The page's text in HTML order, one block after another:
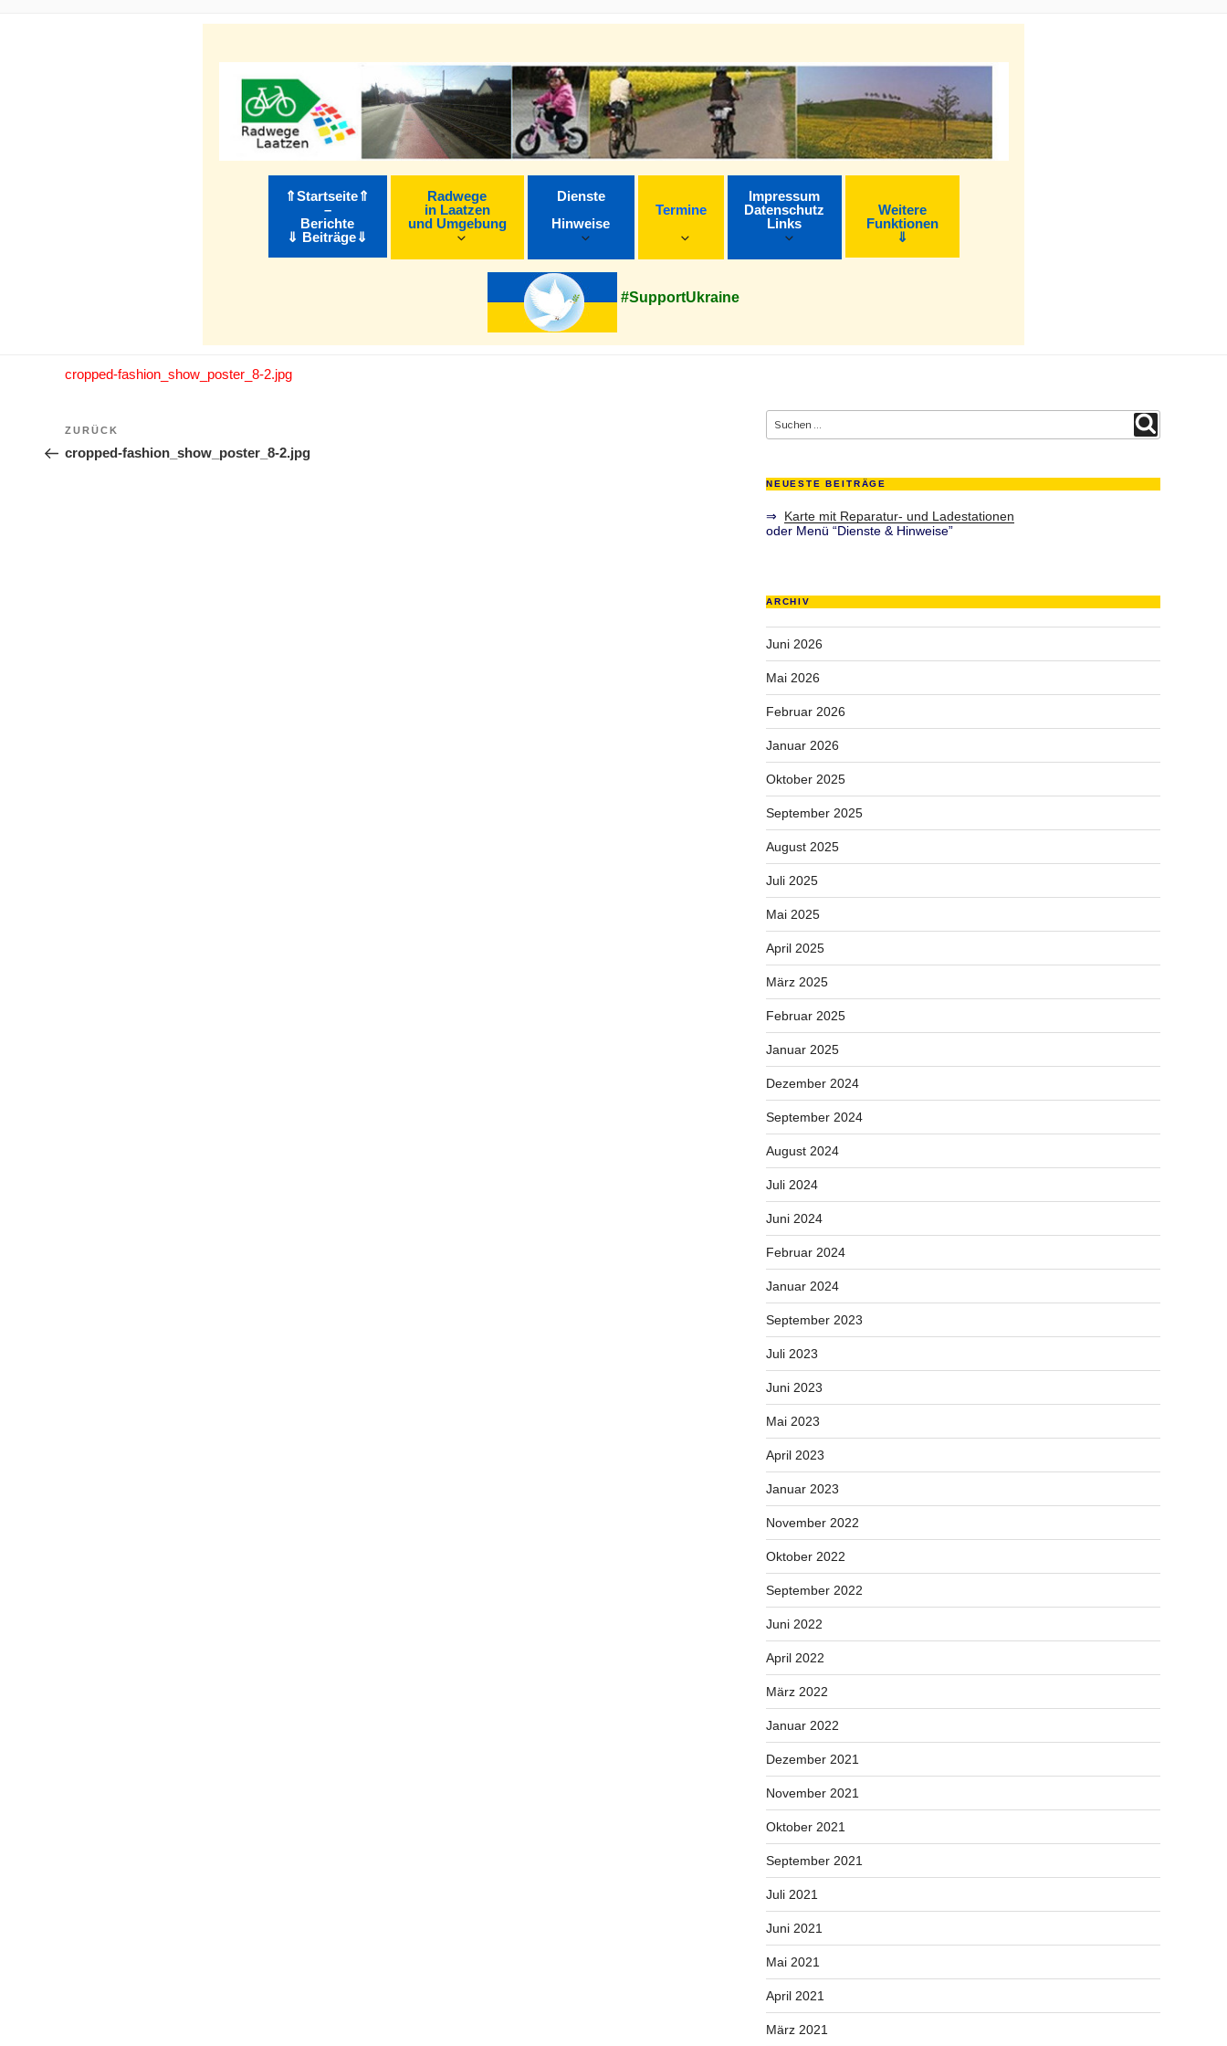
⇑Startseite⇑
–
Berichte
⇓ Beiträge⇓
Radwege
in Laatzen
und Umgebung
Dienste
Hinweise
Termine
Impressum
Datenschutz
Links
Weitere
Funktionen
⇓
#SupportUkraine
cropped-fashion_show_poster_8-2.jpg
ZURÜCK
cropped-fashion_show_poster_8-2.jpg
Suche
nach:
NEUESTE BEITRÄGE
⇒ Karte mit Reparatur- und Ladestationen
oder Menü “Dienste & Hinweise”
ARCHIV
Juni 2026
Mai 2026
Februar 2026
Januar 2026
Oktober 2025
September 2025
August 2025
Juli 2025
Mai 2025
April 2025
März 2025
Februar 2025
Januar 2025
Dezember 2024
September 2024
August 2024
Juli 2024
Juni 2024
Februar 2024
Januar 2024
September 2023
Juli 2023
Juni 2023
Mai 2023
April 2023
Januar 2023
November 2022
Oktober 2022
September 2022
Juni 2022
April 2022
März 2022
Januar 2022
Dezember 2021
November 2021
Oktober 2021
September 2021
Juli 2021
Juni 2021
Mai 2021
April 2021
März 2021